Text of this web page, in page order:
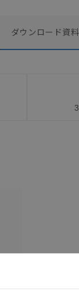
ダウンロード資